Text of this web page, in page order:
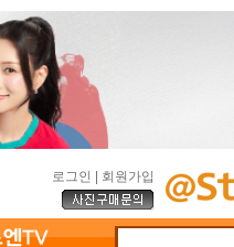
로그인 회원가입